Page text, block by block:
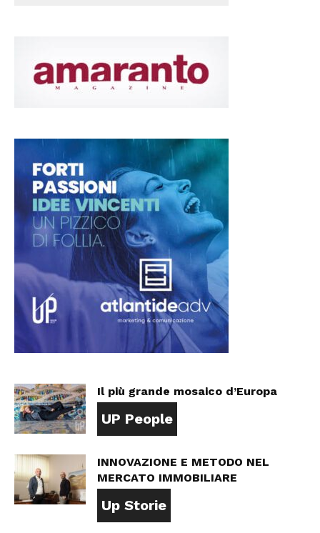
Il più grande mosaico d’Europa
UP People
INNOVAZIONE E METODO NEL
MERCATO IMMOBILIARE
Up Storie